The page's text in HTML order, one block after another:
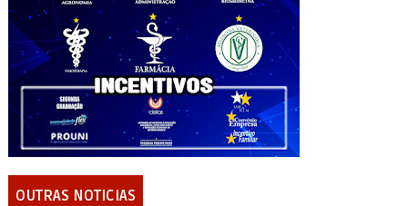
OUTRAS NOTICIAS